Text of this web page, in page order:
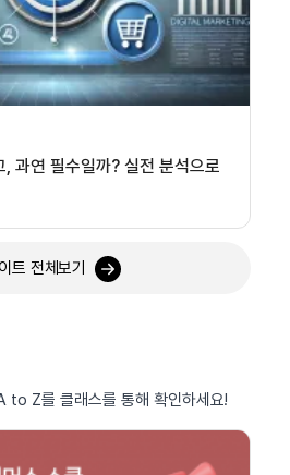
과연 필수일까? 실전 분석으로
트 전체보기
to Z를 클래스를 통해 확인하세요!